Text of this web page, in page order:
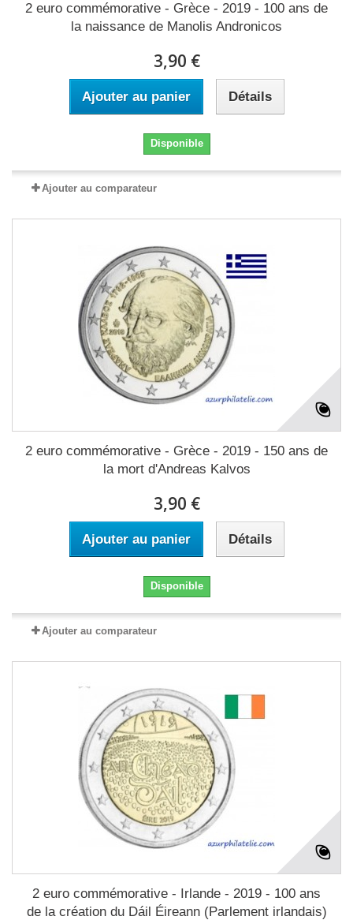
2 euro commémorative - Grèce - 2019 - 100 ans de
la naissance de Manolis Andronicos
3,90 €
Ajouter au panier Détails
Disponible
Ajouter au comparateur
2 euro commémorative - Grèce - 2019 - 150 ans de
la mort d'Andreas Kalvos
3,90 €
Ajouter au panier Détails
Disponible
Ajouter au comparateur
2 euro commémorative - Irlande - 2019 - 100 ans
de la création du Dáil Éireann (Parlement irlandais)